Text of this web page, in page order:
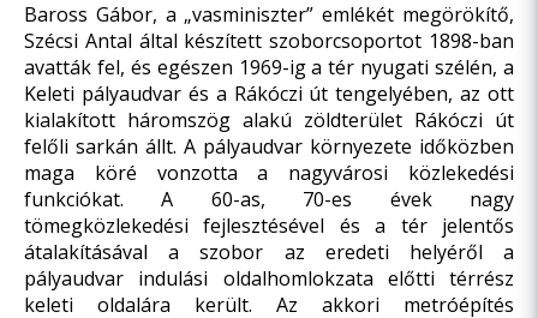
Baross Gábor, a „vasminiszter” emlékét megörökítő,
Szécsi Antal által készített szoborcsoportot 1898-ban
avatták fel, és egészen 1969-ig a tér nyugati szélén, a
Keleti pályaudvar és a Rákóczi út tengelyében, az ott
kialakított háromszög alakú zöldterület Rákóczi út
felőli sarkán állt. A pályaudvar környezete időközben
maga köré vonzotta a nagyvárosi közlekedési
funkciókat. A 60-as, 70-es évek nagy
tömegközlekedési fejlesztésével és a tér jelentős
átalakításával a szobor az eredeti helyéről a
pályaudvar indulási oldalhomlokzata előtti térrész
keleti oldalára került. Az akkori metróépítés